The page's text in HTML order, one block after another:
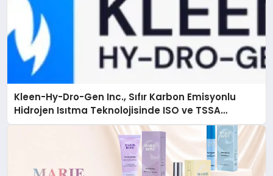
Kleen-Hy-Dro-Gen Inc., Sıfır Karbon Emisyonlu
Hidrojen Isıtma Teknolojisinde ISO ve TSSA
Düzenleyici Onaylarını Aldı